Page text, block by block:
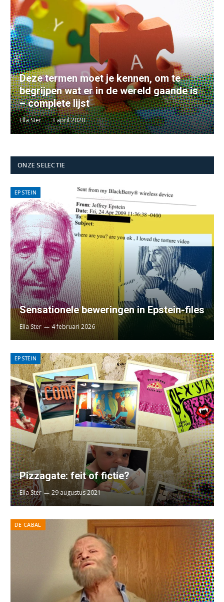
Deze termen moet je kennen, om te
begrijpen wat er in de wereld gaande is
– complete lijst
Ella Ster 3 april 2020
ONZE SELECTIE
EPSTEIN
Sensationele beweringen in Epstein-files
Ella Ster 4 februari 2026
EPSTEIN
Pizzagate: feit of fictie?
Ella Ster 29 augustus 2021
DE CABAL